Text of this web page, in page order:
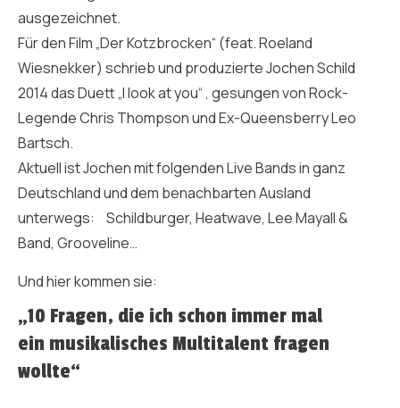
ausgezeichnet.
Für den Film „Der Kotzbrocken“ (feat. Roeland
Wiesnekker) schrieb und produzierte Jochen Schild
2014 das Duett „I look at you“ , gesungen von Rock-
Legende Chris Thompson und Ex-Queensberry Leo
Bartsch.
Aktuell ist Jochen mit folgenden Live Bands in ganz
Deutschland und dem benachbarten Ausland
unterwegs: Schildburger, Heatwave, Lee Mayall &
Band, Grooveline…
Und hier kommen sie:
„10 Fragen, die ich schon immer mal
ein musikalisches Multitalent fragen
wollte“